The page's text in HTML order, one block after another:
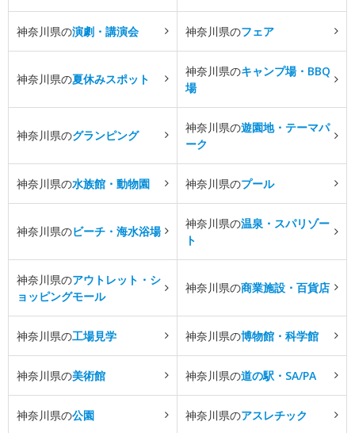
神奈川県の演劇・講演会 神奈川県のフェア
神奈川県の夏休みスポット
神奈川県のキャンプ場・BBQ
場
神奈川県のグランピング
神奈川県の遊園地・テーマパ
ーク
神奈川県の水族館・動物園 神奈川県のプール
神奈川県のビーチ・海水浴場
神奈川県の温泉・スパリゾー
ト
神奈川県のアウトレット・シ
ョッピングモール
神奈川県の商業施設・百貨店
神奈川県の工場見学 神奈川県の博物館・科学館
神奈川県の美術館 神奈川県の道の駅・SA/PA
神奈川県の公園 神奈川県のアスレチック